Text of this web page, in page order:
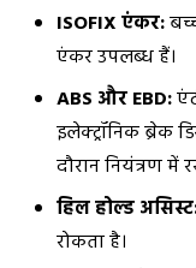
ISOFIX एंकर:
एंकर उपलब्ध हैं।
ABS और EBD:
इलेक्ट्रॉनिक ब्रेक
दौरान नियंत्रण में
हिल होल्ड
रोकता है।